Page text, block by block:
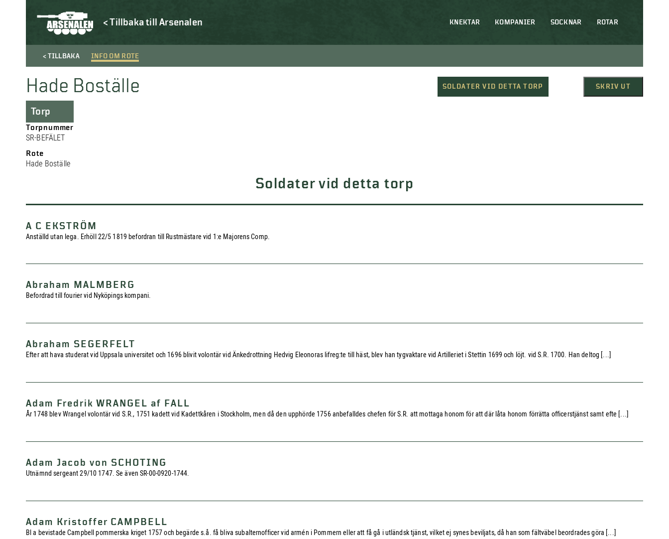
< Tillbaka till Arsenalen KNEKTAR KOMPANIER SOCKNAR ROTAR
< TILLBAKA INFO OM ROTE
Hade Boställe SOLDATER VID DETTA TORP SKRIV UT
Torp
Torpnummer
SR-BEFÄLET
Rote
Hade Boställe
Soldater vid detta torp
A C EKSTRÖM
Anställd utan lega. Erhöll 22/5 1819 befordran till Rustmästare vid 1:e Majorens Comp.
Abraham MALMBERG
Befordrad till fourier vid Nyköpings kompani.
Abraham SEGERFELT
Efter att hava studerat vid Uppsala universitet och 1696 blivit volontär vid Änkedrottning Hedvig Eleonoras lifreg:te till häst, blev han tygvaktare vid Artilleriet i Stettin 1699 och löjt. vid S.R. 1700. Han deltog [...]
Adam Fredrik WRANGEL af FALL
År 1748 blev Wrangel volontär vid S.R., 1751 kadett vid Kadettkåren i Stockholm, men då den upphörde 1756 anbefalldes chefen för S.R. att mottaga honom för att där låta honom förrätta officerstjänst samt efte [...]
Adam Jacob von SCHOTING
Utnämnd sergeant 29/10 1747. Se även SR-00-0920-1744.
Adam Kristoffer CAMPBELL
Bl a bevistade Campbell pommerska kriget 1757 och begärde s.å. få bliva subalternofficer vid armén i Pommern eller att få gå i utländsk tjänst, vilket ej synes beviljats, då han som fältväbel beordrades göra [...]